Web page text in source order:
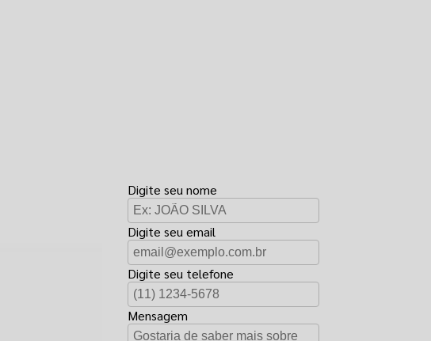
Digite seu nome
Digite seu email
Digite seu telefone
Mensagem